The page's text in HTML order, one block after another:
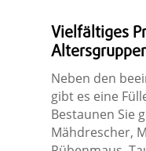
Vielfältiges
Neben den
gibt es eine
Bestaunen Sie
Mähdrescher,